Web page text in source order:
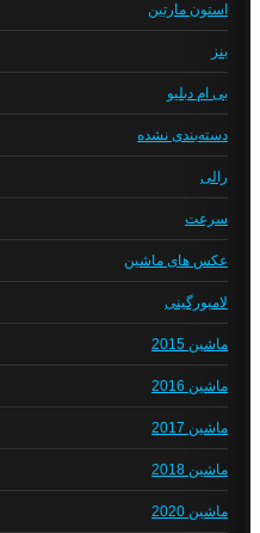
استون مارتین
بنز
بی ام دبلیو
دسته‌بندی نشده
رالی
سرعت
عکس های ماشین
لامبورگینی
ماشین 2015
ماشین 2016
ماشین 2017
ماشین 2018
ماشین 2020